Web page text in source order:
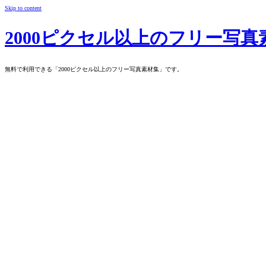
Skip to content
2000ピクセル以上のフリー写真
無料で利用できる「2000ピクセル以上のフリー写真素材集」です。